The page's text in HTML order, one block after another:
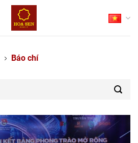
Báo chí